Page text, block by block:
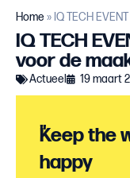
Home » IQ TECH
IQ TECH
voor de
Actueel 19 maart
"
Keep the
happy